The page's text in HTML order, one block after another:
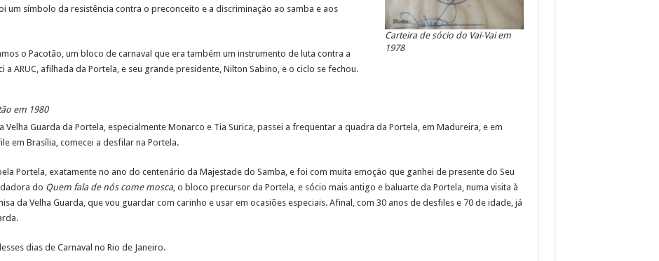
Carteira de sócio do Vai-Vai em
1978
um símbolo da resistência contra o preconceito e a discriminação ao samba e aos
o Pacotão, um bloco de carnaval que era também um instrumento de luta contra a
ARUC, afilhada da Portela, e seu grande presidente, Nilton Sabino, e o ciclo se fechou.
em 1980
Guarda da Portela, especialmente Monarco e Tia Surica, passei a frequentar a quadra da Portela, em Madureira, e em
em Brasília, comecei a desfilar na Portela.
Portela, exatamente no ano do centenário da Majestade do Samba, e foi com muita emoção que ganhei de presente do Seu
do Quem fala de nós come mosca, o bloco precursor da Portela, e sócio mais antigo e baluarte da Portela, numa visita à
da Velha Guarda, que vou guardar com carinho e usar em ocasiões especiais. Afinal, com 30 anos de desfiles e 70 de idade, já
dias de Carnaval no Rio de Janeiro.